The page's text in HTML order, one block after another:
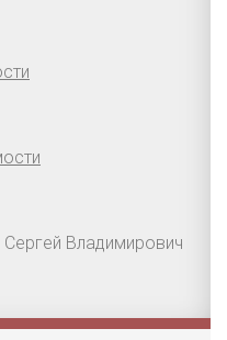
Владимирович